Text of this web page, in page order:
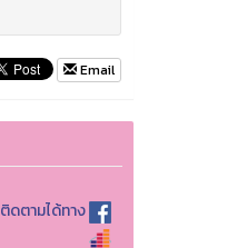
Email
ติดตามได้ทาง